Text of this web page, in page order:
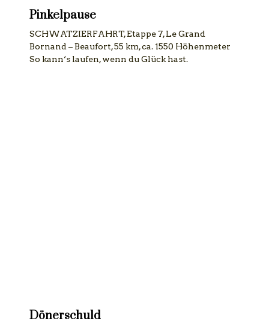
Pinkelpause
SCHWATZIERFAHRT, Etappe 7, Le Grand
Bornand – Beaufort, 55 km, ca. 1550 Höhenmeter
So kann‘s laufen, wenn du Glück hast.
Dönerschuld